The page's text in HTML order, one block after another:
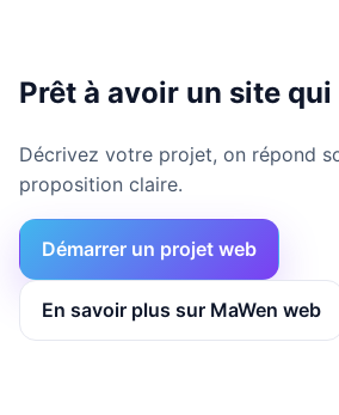
Prêt à avoir un site
Décrivez votre projet, on répond
proposition claire.
Démarrer un projet web
En savoir plus sur MaWen web